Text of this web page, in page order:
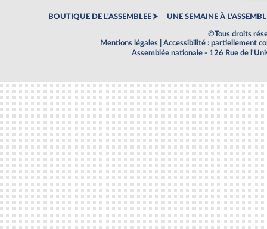
BOUTIQUE DE L'ASSEMBLEE UNE SEMAINE À
©Tous droits
Mentions légales
Accessibilité : partiellement
Assemblée nationale - 126 Rue de